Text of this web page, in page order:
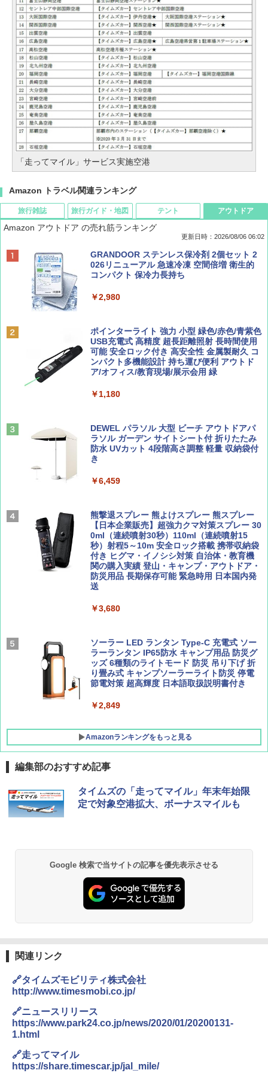
「走ってマイル」サービス実施空港
Amazon トラベル関連ランキング
旅行雑誌
ディズニーファン ２０２６年 ９月号 [雑
誌] (ＤＩＳＮＥＹ ＦＡＮ)
Coyote No.89 特集 星野道夫 夢見る旅
￥1,540
￥1,540
AIRLINE（エアライン）2026年9月号【特
￥1,760
BE-PAL(ビ-パル) 2026年 9 月号【特別付録:
SOTO ミニマル"旅"財布 ランダム2種】
￥1,500
旅行ガイド・地図
D40 地球の歩き方 チェンマイ タイ北部の魅
力的な町 2026～2027 地球の歩き方D アジア
A09 地球の歩き方 イタリア 2026～2027 地
球の歩き方A ヨーロッパ
￥2,479
パ
￥2,277
地球の歩き方 スター・ウォーズ
新しい日本地理 地図・統計・移動から読み
解く (講談社現代新書)
￥1,540
テント
[キャンパーズコレクション 山善] ポップアッ
プテント 傘みたいに広げて畳める パッとサ
ッとサンシェード キューブ フルクローズ メ
&ハイキング カーキ PATC-150(KH)
PYKES PEAK (パイクスピーク) 着替えテン
ト プライバシー テント 【中が透けない】 1
人用 折りたたみ 防災グッズ 災害用トイレ ビ
易 トイレテント (オリーブ)
ENDLESS BASE 《めざましテレビで紹介》
テント ワンタッチ RENEW 幅200 2-3人用 43
[キャンパーズコレクション 山善] 傘みたいに
広げるだけ パッとサッとテント ブラックコ
ーティング フルクローズ メッシュ 3-4人用
簡単設置 ポップアップテント エクルベージ
ュ(BC仕様) PATC-150B(EB)
￥8,991
収納 コンパクト 簡単設営 カンガルーテント
ソロキャンプ ソロテント
￥20,718
アウトドア
Amazon アウトドア の売れ筋ランキング
更新日時：2026/08/06 06:02
GRANDOOR ステンレス保冷剤 2個セット 2
026リニューアル 急速冷凍 空間倍増 衛生的
コンパクト 保冷力長持ち
￥2,980
ポインターライト 強力 小型 緑色/赤色/青紫色
USB充電式 高精度 超長距離照射 長時間使用
可能 安全ロック付き 高安全性 金属製耐久 コ
ンパクト多機能設計 持ち運び便利 アウトド
ア/オフィス/教育現場/展示会用 緑
￥1,180
DEWEL パラソル 大型 ビーチ アウトドアパ
ラソル ガーデン サイトシート付 折りたたみ
防水 UVカット 4段階高さ調整 軽量 収納袋付
き
￥6,459
熊撃退スプレー 熊よけスプレー 熊スプレー
【日本企業販売】超強力クマ対策スプレー 30
0ml（連続噴射30秒）110ml（連続噴射15
秒）射程5～10m 安全ロック搭載 携帯収納袋
付き ヒグマ・イノシシ対策 自治体・教育機
関の購入実績 登山・キャンプ・アウトドア・
防災用品 長期保存可能 緊急時用 日本国内発
送
￥3,680
ソーラー LED ランタン Type-C 充電式 ソー
ラーランタン IP65防水 キャンプ用品 防災グ
ッズ 6種類のライトモード 防災 吊り下げ 折
り畳み式 キャンプソーラーライト防災 停電
節電対策 超高輝度 日本語取扱説明書付き
￥2,849
Amazonランキングをもっと見る
編集部のおすすめ記事
タイムズの「走ってマイル」年末年始限
定で対象空港拡大、ボーナスマイルも
Google 検索で当サイトの記事を優先表示させる
関連リンク
🔗タイムズモビリティ株式会社
http://www.timesmobi.co.jp/
🔗ニュースリリース
https://www.park24.co.jp/news/2020/01/20200131-
1.html
🔗走ってマイル
https://share.timescar.jp/jal_mile/